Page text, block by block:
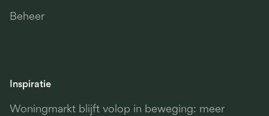
Beheer
Inspiratie
Woningmarkt blijft volop in beweging: meer